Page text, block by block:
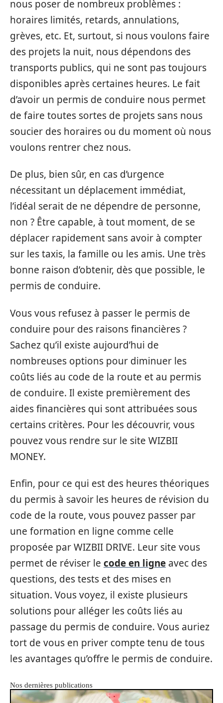
nous poser de nombreux problèmes :
horaires limités, retards, annulations,
grèves, etc. Et, surtout, si nous voulons faire
des projets la nuit, nous dépendons des
transports publics, qui ne sont pas toujours
disponibles après certaines heures. Le fait
d’avoir un permis de conduire nous permet
de faire toutes sortes de projets sans nous
soucier des horaires ou du moment où nous
voulons rentrer chez nous.
De plus, bien sûr, en cas d’urgence
nécessitant un déplacement immédiat,
l’idéal serait de ne dépendre de personne,
non ? Être capable, à tout moment, de se
déplacer rapidement sans avoir à compter
sur les taxis, la famille ou les amis. Une très
bonne raison d’obtenir, dès que possible, le
permis de conduire.
Vous vous refusez à passer le permis de
conduire pour des raisons financières ?
Sachez qu’il existe aujourd’hui de
nombreuses options pour diminuer les
coûts liés au code de la route et au permis
de conduire. Il existe premièrement des
aides financières qui sont attribuées sous
certains critères. Pour les découvrir, vous
pouvez vous rendre sur le site WIZBII
MONEY.
Enfin, pour ce qui est des heures théoriques
du permis à savoir les heures de révision du
code de la route, vous pouvez passer par
une formation en ligne comme celle
proposée par WIZBII DRIVE. Leur site vous
permet de réviser le code en ligne avec des
questions, des tests et des mises en
situation. Vous voyez, il existe plusieurs
solutions pour alléger les coûts liés au
passage du permis de conduire. Vous auriez
tort de vous en priver compte tenu de tous
les avantages qu’offre le permis de conduire.
Nos dernières publications